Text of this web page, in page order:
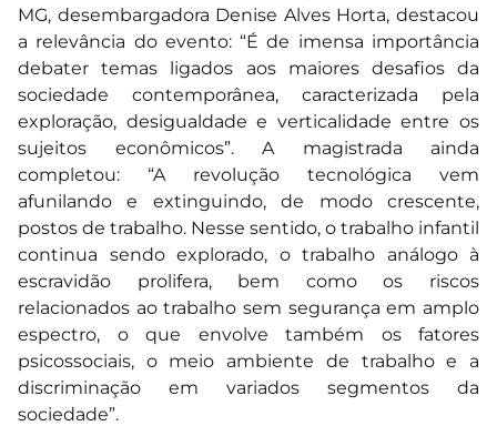
MG, desembargadora Denise Alves Horta, destacou
a relevância do evento: “É de imensa importância
debater temas ligados aos maiores desafios da
sociedade contemporânea, caracterizada pela
exploração, desigualdade e verticalidade entre os
sujeitos econômicos”. A magistrada ainda
completou: “A revolução tecnológica vem
afunilando e extinguindo, de modo crescente,
postos de trabalho. Nesse sentido, o trabalho infantil
continua sendo explorado, o trabalho análogo à
escravidão prolifera, bem como os riscos
relacionados ao trabalho sem segurança em amplo
espectro, o que envolve também os fatores
psicossociais, o meio ambiente de trabalho e a
discriminação em variados segmentos da
sociedade”.